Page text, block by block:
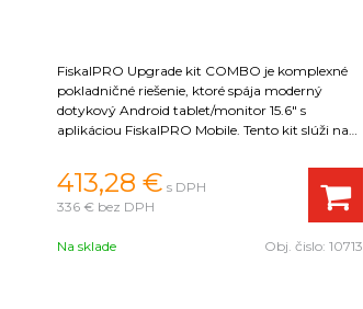
FiskalPRO Upgrade kit COMBO je komplexné
pokladničné riešenie, ktoré spája moderný
dotykový Android tablet/monitor 15.6" s
aplikáciou FiskalPRO Mobile. Tento kit slúži na
FiskalPRO (napr. T6, N86, N5) a vytvorenie
plnohodnotného, elegantného POS systému pre
pevné prevádzky, predaj tovaru a služieb,
413,28 € s DPH
336 € bez DPH
Na sklade Obj. čislo: 10713